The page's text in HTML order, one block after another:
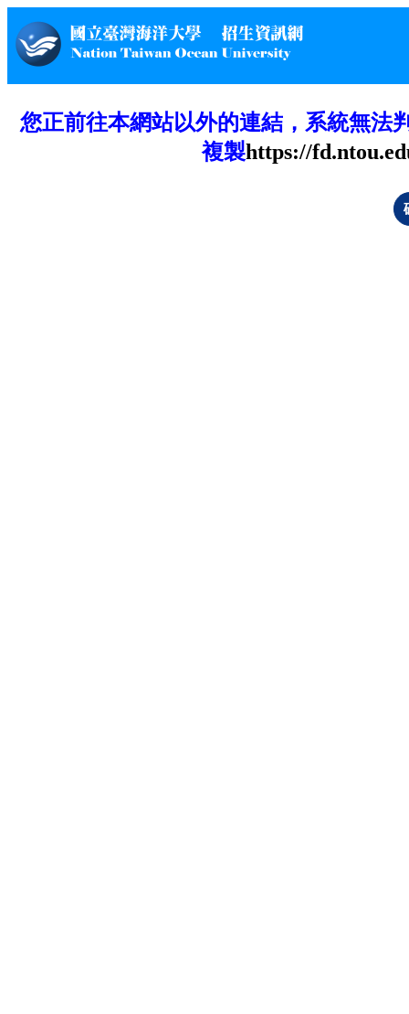
您正前往本網站以外的連結，系統無法
複製https://